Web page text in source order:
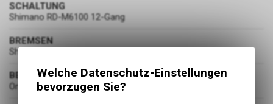
SCHALTUNG
Shimano RD-M6100 12-Gang
BREMSEN
Shimano BR-MT420 203/203
BEREIFUNG
Onza Porcupine 61-622 / 66-584
Welche Datenschutz-Einstellungen
bevorzugen Sie?